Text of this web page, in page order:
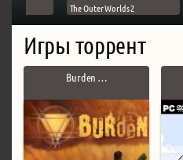
The Outer Worlds 2
Игры торрент
Burden …